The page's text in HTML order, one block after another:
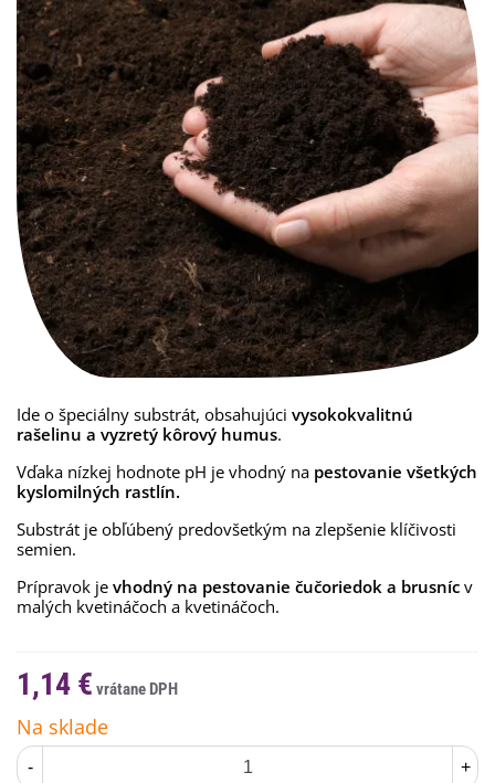
Ide o špeciálny substrát, obsahujúci vysokokvalitnú
rašelinu a vyzretý kôrový humus.
Vďaka nízkej hodnote pH je vhodný na pestovanie všetkých
kyslomilných rastlín.
Substrát je obľúbený predovšetkým na zlepšenie klíčivosti
semien.
Prípravok je vhodný na pestovanie čučoriedok a brusníc v
malých kvetináčoch a kvetináčoch.
1,14 €
Na sklade
- +